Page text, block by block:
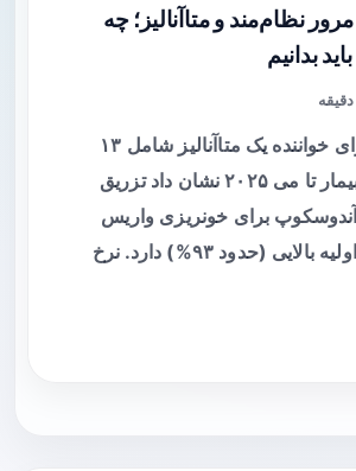
نظام‌مند و متاآنالیز؛ چه
بدانیم
خلاصه سریع برای خواننده یک متاآنالیز شامل ۱۳
مطالعه و ۴۱۷ بیمار تا می ۲۰۲۵ نشان داد تزریق
آندوسکوپ برای خونریزی واریس
معده هموستاز اولیه بالایی (حدود ۹۳%) دارد. نرخ